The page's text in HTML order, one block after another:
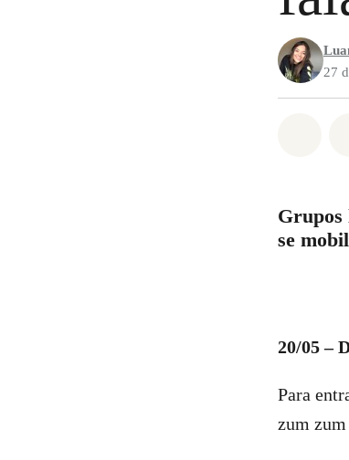
27
Grupos
se
20/05 –
Para
zum